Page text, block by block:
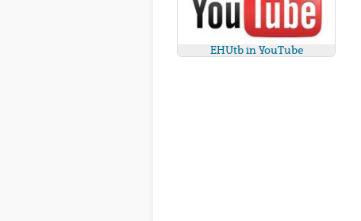
EHUtb in YouTube